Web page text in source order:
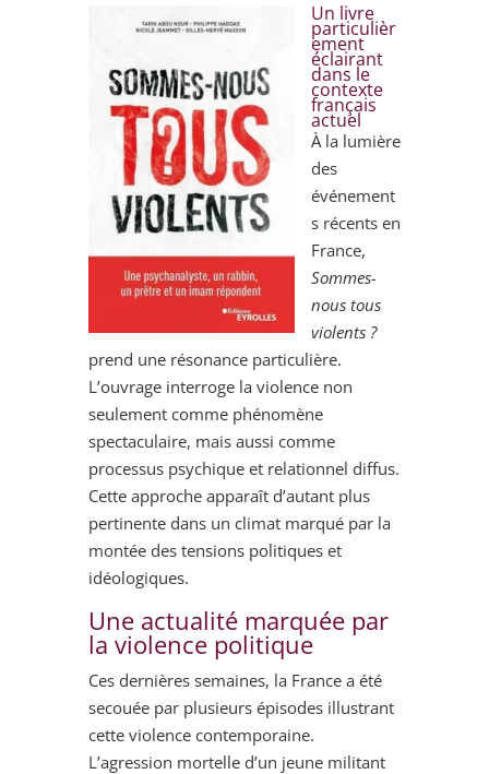
Un livre
particulièr
ement
éclairant
dans le
contexte
français
actuel
À la lumière
des
événement
s récents en
France,
Sommes-
nous tous
violents ?
prend une résonance particulière.
L’ouvrage interroge la violence non
seulement comme phénomène
spectaculaire, mais aussi comme
processus psychique et relationnel diffus.
Cette approche apparaît d’autant plus
pertinente dans un climat marqué par la
montée des tensions politiques et
idéologiques.
Une actualité marquée par
la violence politique
Ces dernières semaines, la France a été
secouée par plusieurs épisodes illustrant
cette violence contemporaine.
L’agression mortelle d’un jeune militant